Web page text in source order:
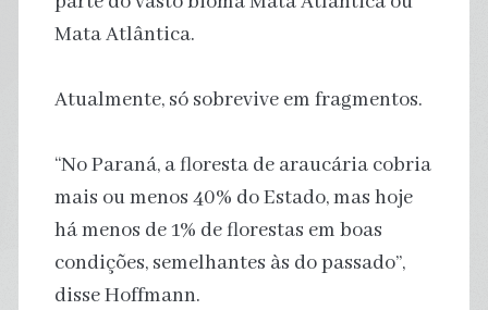
Mata Atlântica.
Atualmente, só sobrevive em fragmentos.
“No Paraná, a floresta de araucária cobria
mais ou menos 40% do Estado, mas hoje
há menos de 1% de florestas em boas
condições, semelhantes às do passado”,
disse Hoffmann.